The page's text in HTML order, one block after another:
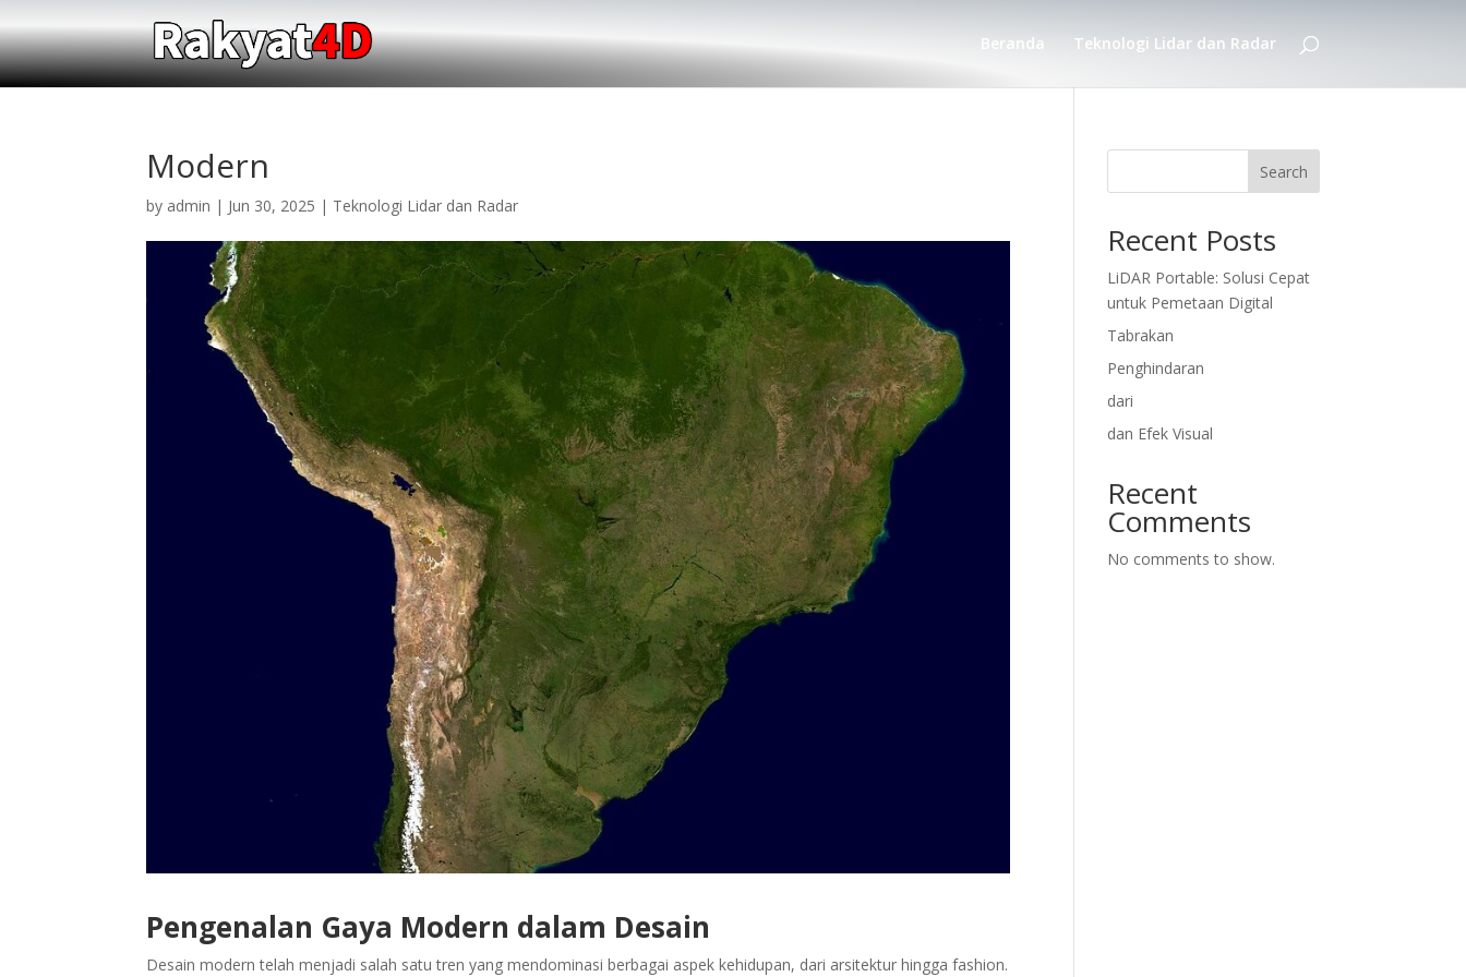
Beranda Teknologi Lidar dan Radar
Modern
by admin | Jun 30, 2025 | Teknologi Lidar dan Radar
Pengenalan Gaya Modern dalam Desain
Desain modern telah menjadi salah satu tren yang mendominasi berbagai aspek kehidupan, dari arsitektur hingga fashion.
Search
Recent Posts
LiDAR Portable: Solusi Cepat
untuk Pemetaan Digital
Tabrakan
Penghindaran
dari
dan Efek Visual
Recent
Comments
No comments to show.